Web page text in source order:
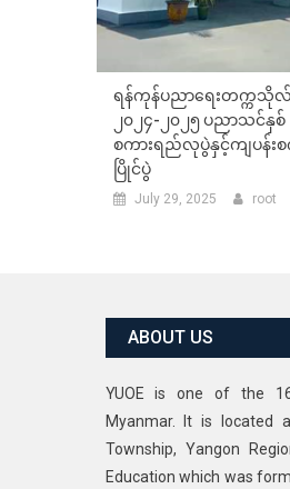
ရန်ကုန်ပညာရေးတက္ကသိုလ်
၂၀၂၄-၂၀၂၅ ပညာသင်နှစ်
စကားရည်လုပွဲနှင့်ကျပန်းစက
ပြိုင်ပွဲ
July 29, 2025 root
ABOUT US
YUOE is one of the
Myanmar. It is located
Township, Yangon
Education which was